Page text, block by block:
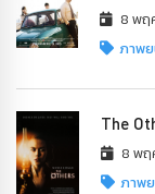
8 พฤ
ภาพย
The
8 พฤ
ภาพย